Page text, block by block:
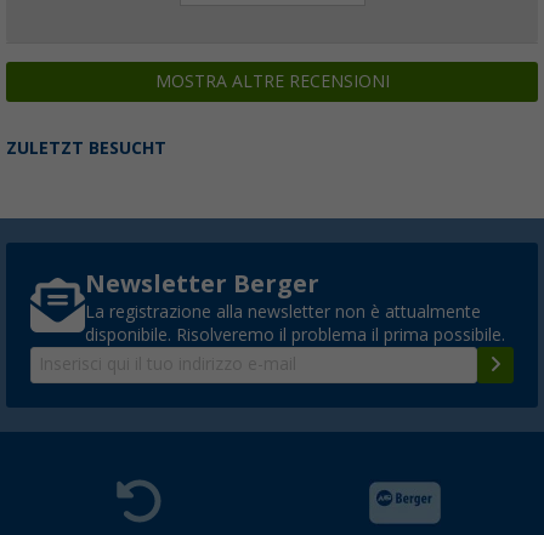
MOSTRA ALTRE RECENSIONI
ZULETZT BESUCHT
Newsletter Berger
La registrazione alla newsletter non è attualmente
disponibile. Risolveremo il problema il prima possibile.